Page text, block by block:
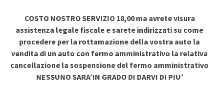
COSTO NOSTRO SERVIZIO 18,00 ma avrete visura
assistenza legale fiscale e sarete indirizzati su come
procedere per la rottamazione della vostra auto la
vendita di un auto con fermo amministrativo la relativa
cancellazione la sospensione del fermo amministrativo
NESSUNO SARA’IN GRADO DI DARVI DI PIU’